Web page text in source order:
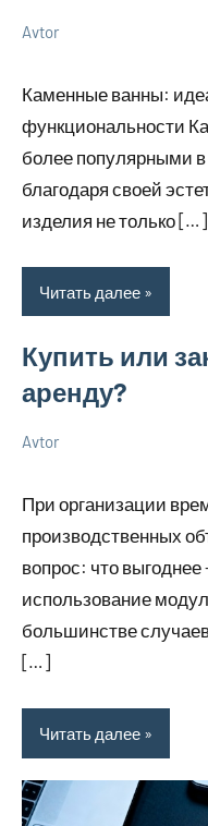
ремонте
2026
Avtor
Каменные ванны:
функциональности
более популярными
благодаря своей
изделия не только […]
Читать далее
Купить или
аренду?
ремонте
2026
Avtor
При организации
производственных
вопрос: что
использование
большинстве
[…]
Читать далее